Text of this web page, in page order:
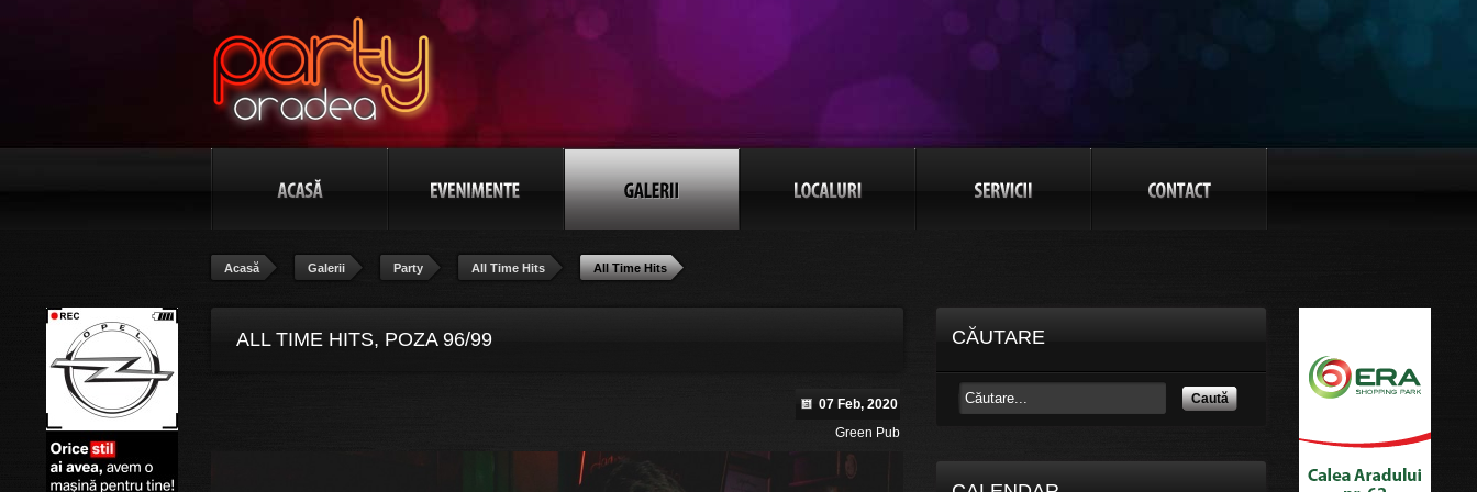
Acasă Galerii Party All Time Hits All Time Hits
ALL TIME HITS, POZA 96/99
07 Feb, 2020
Green Pub
CĂUTARE
Caută